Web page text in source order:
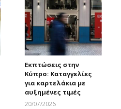
Εκπτώσεις στην
Κύπρο: Καταγγελίες
για καρτελάκια με
αυξημένες τιμές
20/07/2026